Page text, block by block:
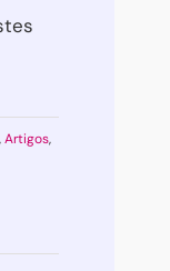
,Artigos,